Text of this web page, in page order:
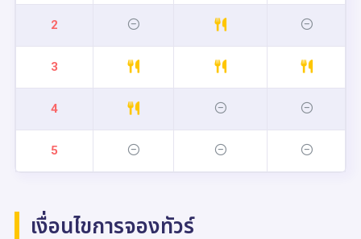
2
3
4
5
เงื่อนไขการจองทัวร์